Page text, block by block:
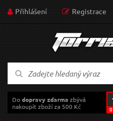
Přihlášení Registrace
Dodopravy zdarma zbývá
nakoupit zboží za 500 Kč
0